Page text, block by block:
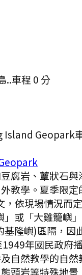
..車程 0 分
Island Geopark
腐岩、蕈狀石
教學。夏季限
，依現場情況而定
或「大雞籠嶼
隆嶼)區隔，
年國民政府
自然教學的自
頭岩等特殊地